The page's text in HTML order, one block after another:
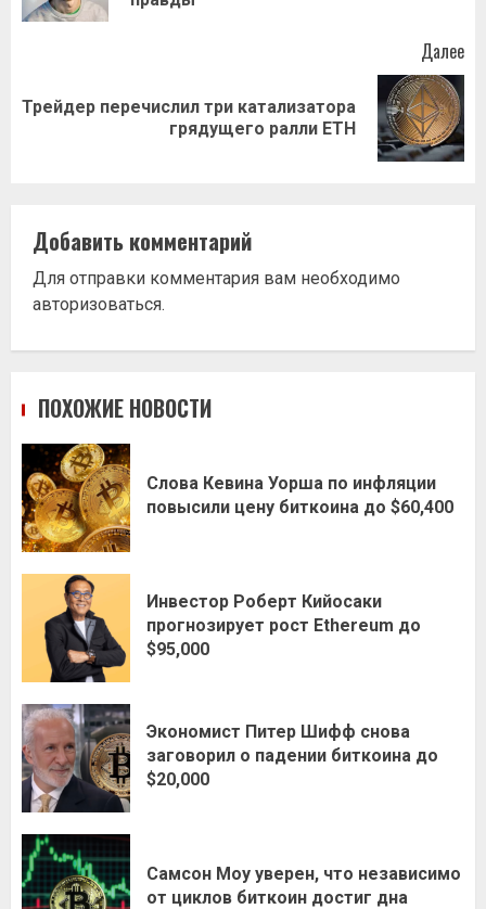
Далее
Следующая
Трейдер перечислил три катализатора
грядущего ралли ETH
Добавить комментарий
Для отправки комментария вам необходимо
авторизоваться.
ПОХОЖИЕ НОВОСТИ
Слова Кевина Уорша по инфляции
повысили цену биткоина до $60,400
Инвестор Роберт Кийосаки
прогнозирует рост Ethereum до
$95,000
Экономист Питер Шифф снова
заговорил о падении биткоина до
$20,000
Самсон Моу уверен, что независимо
от циклов биткоин достиг дна